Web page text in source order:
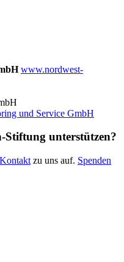
www.nordwest-
Stiftung unterstützen?
Kontakt zu uns auf. Spenden